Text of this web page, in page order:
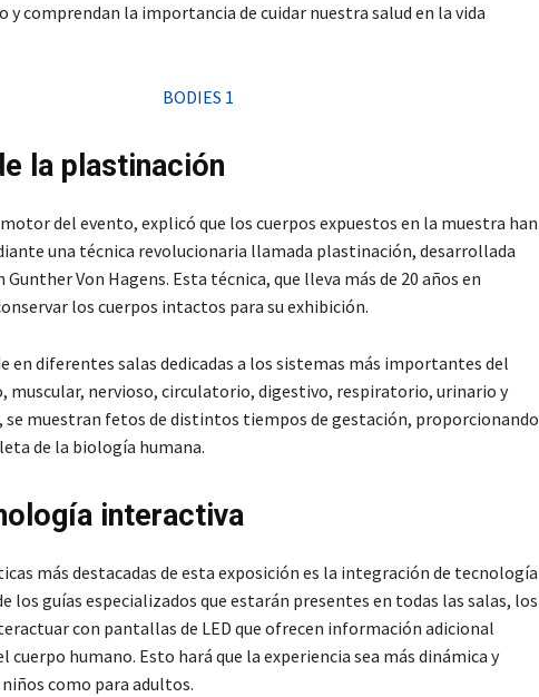
y comprendan la importancia de cuidar nuestra salud en la vida
la plastinación
del evento, explicó que los cuerpos expuestos en la muestra han
una técnica revolucionaria llamada plastinación, desarrollada
Von Hagens. Esta técnica, que lleva más de 20 años en
los cuerpos intactos para su exhibición.
en diferentes salas dedicadas a los sistemas más importantes del
muscular, nervioso, circulatorio, digestivo, respiratorio, urinario y
se muestran fetos de distintos tiempos de gestación, proporcionando
de la biología humana.
interactiva
más destacadas de esta exposición es la integración de tecnología
los guías especializados que estarán presentes en todas las salas, los
con pantallas de LED que ofrecen información adicional
cuerpo humano. Esto hará que la experiencia sea más dinámica y
como para adultos.